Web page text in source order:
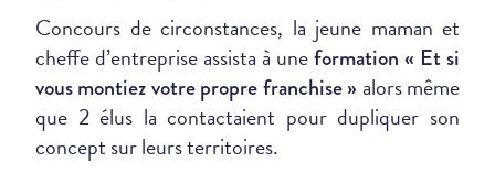
Concours de circonstances, la jeune maman et
cheffe d’entreprise assista à uneformation « Et si
vous montiez votre propre franchise » alors même
que 2 élus la contactaient pour dupliquer son
concept sur leurs territoires.